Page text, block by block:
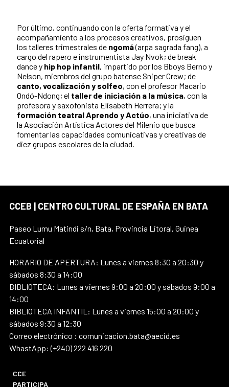
Por último, continuando con la oferta formativa y el
acompañamiento a los procesos creativos, prosiguen
los talleres trimestrales de ngomá(arpa sagrada fang), a
cargo del rapero e instrumentista Jay Nvok; de break
dance y hip hop infantil, impartido por los Bboys Berno y
Nelson, miembros del grupo batense Sniper Crew; de
canto, vocalización y solfeo, con el profesor Macario
Ondó-Ndong; el taller de iniciación a la música, con la
profesora y saxofonista Elisabeth Herrera; y la
formación teatral Aprendo y Actúo, una iniciativa de
la Asociación Artística Actores del Milenio que busca
fomentar las capacidades comunicativas y creativas de
diez grupos escolares de la ciudad.
CCEB | CENTRO CULTURAL DE ESPAÑA EN BATA
Paseo Lumu Matindi s/n, Bata, Provincia Litoral, Guinea
Ecuatorial
HORARIO DE APERTURA: Lunes a viernes 8:30 a 20:30 y
sábados 8:30 a 14:00
BIBLIOTECA: Lunes a viernes 9:00 a 20:00 y sábados 9:00 a
14:00
BIBLIOTECA INFANTIL: Lunes a viernes 15:00 a 20:00 y
sábados 9:30 a 12:30
Correo electrónico : comunicacion.bata@aecid.es
WhastApp: (+240) 222 416 220
CCE
PARTICIPA